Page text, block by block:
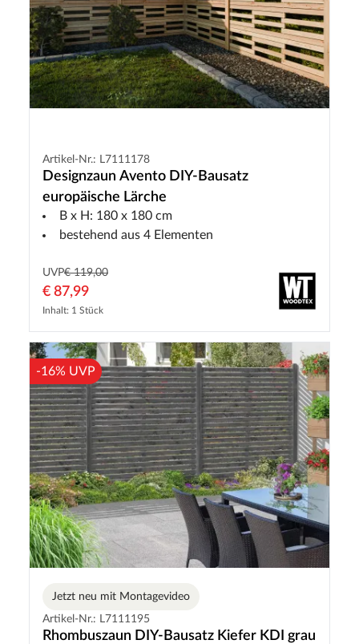
Artikel-Nr.: L7111178
Designzaun Avento DIY-Bausatz
europäische Lärche
B x H: 180 x 180 cm
bestehend aus 4 Elementen
UVP€ 119,00
€ 87,99
Inhalt: 1 Stück
-16% UVP
Jetzt neu mit Montagevideo
Artikel-Nr.: L7111195
Rhombuszaun DIY-Bausatz Kiefer KDI grau